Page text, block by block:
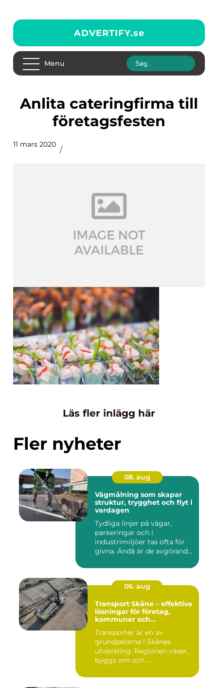
ADVERTIFY.se
Menu
Anlita cateringfirma till
företagsfesten
11 mars 2020
Läs fler inlägg här
Fler nyheter
08. aug
Vägmålning som skapar
struktur, trygghet och flyt i
vardagen
Tydliga linjer på vägar,
parkeringar och i
industrimiljöer tas ofta för
givna. Ändå är de avgörande
06. aug
Transport Skåne – effektiva
lösningar för företag,
kommuner och
Transporter är en av
grundpelarna i Skånes
utveckling. Regionen växer,
byggs om och ...